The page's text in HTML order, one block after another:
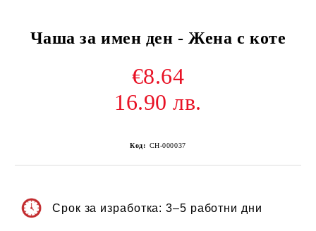
Чаша за имен ден - Жена с коте
€8.64
16.90 лв.
Код: CH-000037
Срок за изработка: 3–5 работни дни